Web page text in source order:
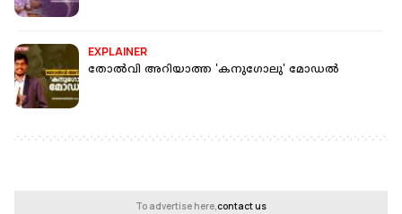
EXPLAINER
തോൽവി അറിയാത്ത 'കനുഗോലു' മോഡൽ
To advertise here,contact us